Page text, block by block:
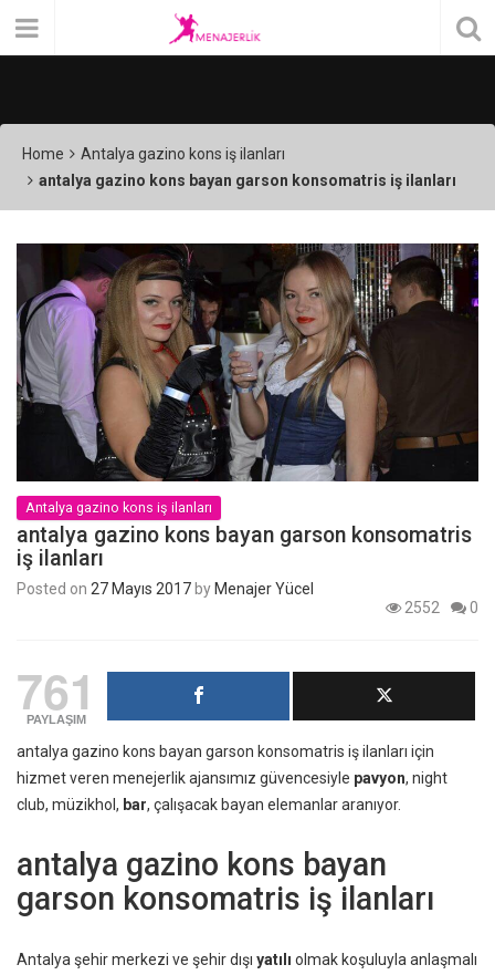
Home
Antalya gazino kons iş ilanları
antalya gazino kons bayan garson konsomatris iş ilanları
Antalya gazino kons iş ilanları
antalya gazino kons bayan garson konsomatris
iş ilanları
Posted on 27 Mayıs 2017 by Menajer Yücel
2552
0
761
PAYLAŞIM
antalya gazino kons bayan garson konsomatris iş ilanları için
hizmet veren menejerlik ajansımız güvencesiyle pavyon, night
club, müzikhol, bar, çalışacak bayan elemanlar aranıyor.
antalya gazino kons bayan
garson konsomatris iş ilanları
Antalya şehir merkezi ve şehir dışı yatılı olmak koşuluyla anlaşmalı